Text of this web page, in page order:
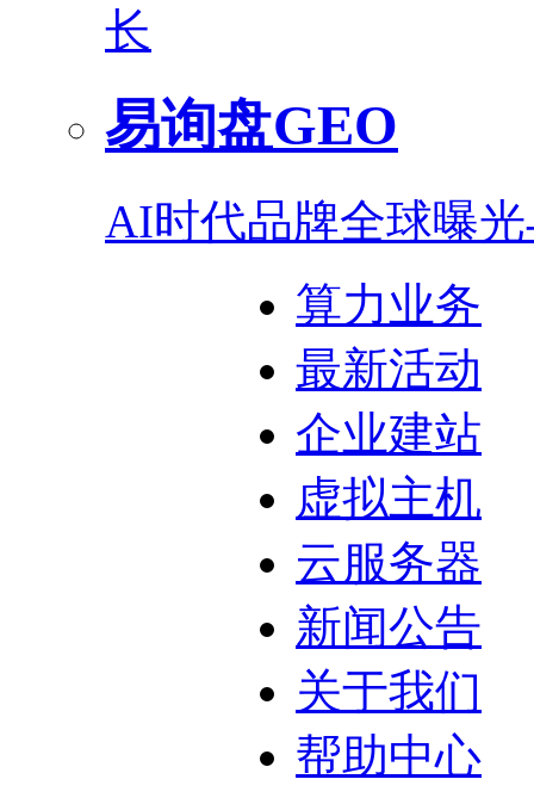
长
易询盘GEO
AI时代品牌全球曝
算力业务
最新活动
企业建站
虚拟主机
云服务器
新闻公告
关于我们
帮助中心